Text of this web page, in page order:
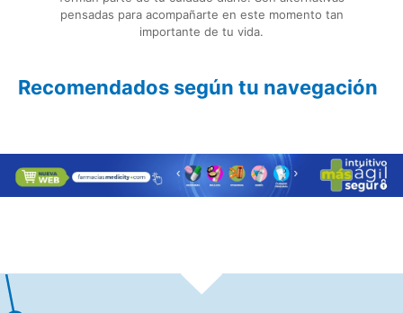
pensadas para acompañarte en este momento tan
importante de tu vida.
Recomendados según tu navegación